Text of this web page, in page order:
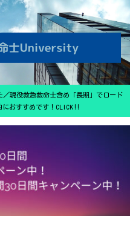
／現役救急救命士含め「長期」でロード
おすすめです！CLICK‼